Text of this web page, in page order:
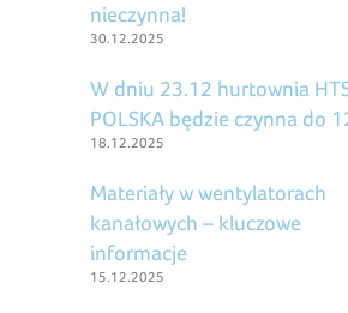
nieczynna!
30.12.2025
W dniu 23.12 hurtownia
POLSKA będzie czynna do
18.12.2025
Materiały w wentylatorach
kanałowych – kluczowe
informacje
15.12.2025